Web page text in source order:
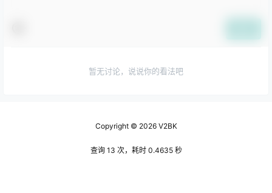
暂无讨论，说说你的看法吧
Copyright © 2026V2BK
查询 13 次，耗时 0.4635 秒